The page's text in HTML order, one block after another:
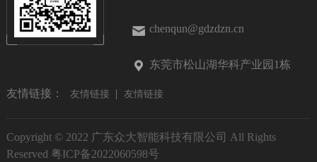
chenqun@gdzdzn.cn
东莞市松山湖华科产业园1栋
友情链接： 友情链接 友情链接
Copyright © 2022 广东众大智能科技有限公司 All Rights
Reserved 粤ICP备2022060598号